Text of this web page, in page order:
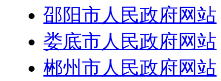
邵阳市人民政府网站
娄底市人民政府网站
郴州市人民政府网站